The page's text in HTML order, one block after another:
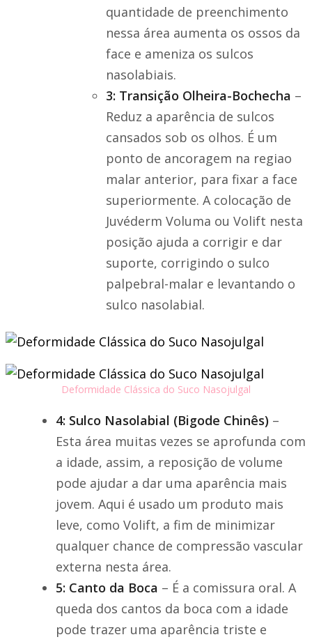
quantidade de preenchimento
nessa área aumenta os ossos da
face e ameniza os sulcos
nasolabiais.
3: Transição Olheira-Bochecha –
Reduz a aparência de sulcos
cansados sob os olhos. É um
ponto de ancoragem na regiao
malar anterior, para fixar a face
superiormente. A colocação de
Juvéderm Voluma ou Volift nesta
posição ajuda a corrigir e dar
suporte, corrigindo o sulco
palpebral-malar e levantando o
sulco nasolabial.
Deformidade Clássica do Suco Nasojulgal
4: Sulco Nasolabial (Bigode Chinês) –
Esta área muitas vezes se aprofunda com
a idade, assim, a reposição de volume
pode ajudar a dar uma aparência mais
jovem. Aqui é usado um produto mais
leve, como Volift, a fim de minimizar
qualquer chance de compressão vascular
externa nesta área.
5: Canto da Boca – É a comissura oral. A
queda dos cantos da boca com a idade
pode trazer uma aparência triste e